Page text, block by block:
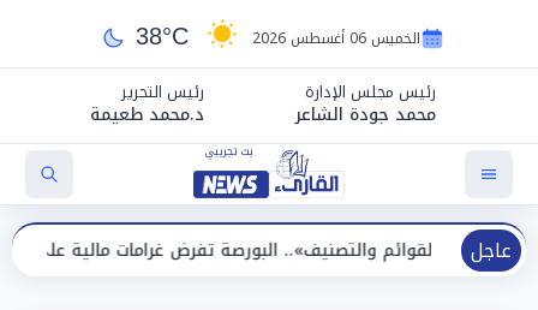
الخميس 06 أغسطس 2026 38°C
رئيس مجلس الإدارة
محمد جودة الشاعر
رئيس التحرير
د.محمد طعيمة
عاجل
والتصنيف».. البورصة تفرض غرامات مالية على 14 شركة وصكين